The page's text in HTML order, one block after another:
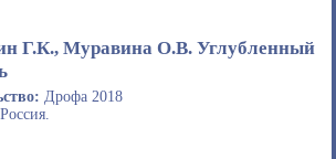
Г.К., Муравина О.В. Углубленный
Дрофа 2018
Россия.